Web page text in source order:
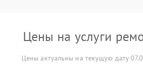
Цены на услуги
Цены актуальны на текущую дату